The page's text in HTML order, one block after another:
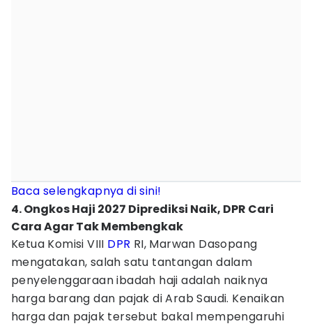
Baca selengkapnya di sini!
4. Ongkos Haji 2027 Diprediksi Naik, DPR Cari
Cara Agar Tak Membengkak
Ketua Komisi VIII DPR RI, Marwan Dasopang
mengatakan, salah satu tantangan dalam
penyelenggaraan ibadah haji adalah naiknya
harga barang dan pajak di Arab Saudi. Kenaikan
harga dan pajak tersebut bakal mempengaruhi